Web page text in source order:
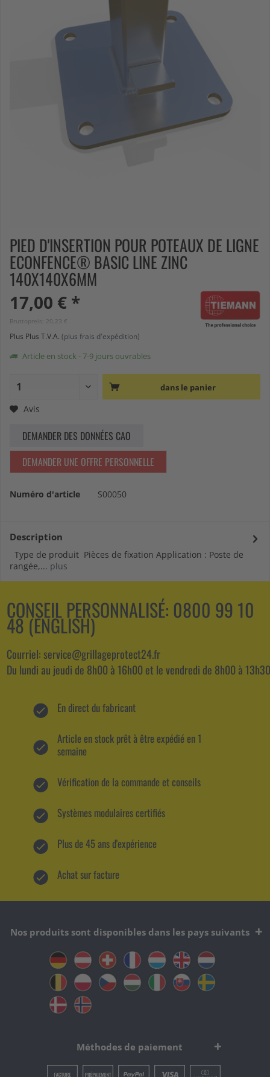
PIED D'INSERTION POUR POTEAUX DE LIGNE
ECONFENCE® BASIC LINE ZINC
140X140X6MM
17,00 € *
Bruttopreis: 20,23 €
Plus Plus T.V.A. (plus frais d'expédition)
Article en stock - 7-9 jours ouvrables
dans le panier
Avis
DEMANDER DES DONNÉES CAO
DEMANDER UNE OFFRE PERSONNELLE
Numéro d'article S00050
Description
Type de produit Pièces de fixation Application : Poste de
rangée,... plus
CONSEIL PERSONNALISÉ: 0800 99 10
48 (ENGLISH)
Courriel: service@grillageprotect24.fr
Du lundi au jeudi de 8h00 à 16h00 et le vendredi de 8h00 à
En direct du fabricant
Article en stock prêt à être expédié en 1
semaine
Vérification de la commande et conseils
Systèmes modulaires certifiés
Plus de 45 ans d'expérience
Achat sur facture
Nos produits sont disponibles dans les pays suivants
Méthodes de paiement